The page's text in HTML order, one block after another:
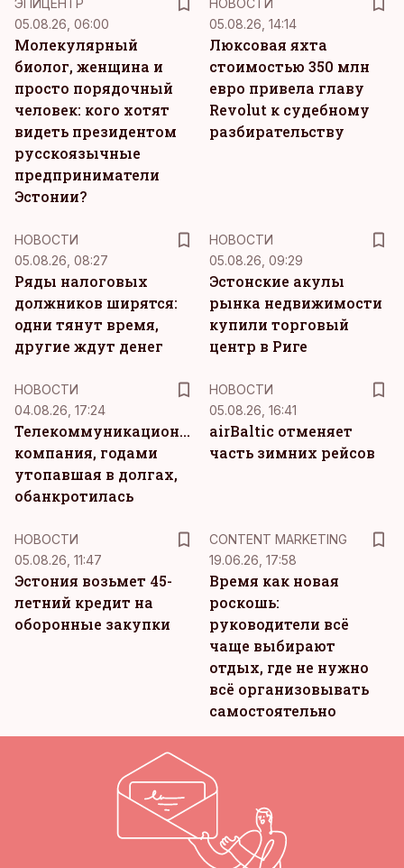
ЭПИЦЕНТР
05.08.26, 06:00
Молекулярный
биолог, женщина и
просто порядочный
человек: кого хотят
видеть президентом
русскоязычные
предприниматели
Эстонии?
НОВОСТИ
05.08.26, 14:14
Люксовая яхта
стоимостью 350 млн
евро привела главу
Revolut к судебному
разбирательству
НОВОСТИ
05.08.26, 08:27
Ряды налоговых
должников ширятся:
одни тянут время,
другие ждут денег
НОВОСТИ
05.08.26, 09:29
Эстонские акулы
рынка недвижимости
купили торговый
центр в Риге
НОВОСТИ
04.08.26, 17:24
Телекоммуникационная
компания, годами
утопавшая в долгах,
обанкротилась
НОВОСТИ
05.08.26, 16:41
airBaltic отменяет
часть зимних рейсов
НОВОСТИ
05.08.26, 11:47
Эстония возьмет 45-
летний кредит на
оборонные закупки
CONTENT MARKETING
19.06.26, 17:58
Время как новая
роскошь:
руководители всё
чаще выбирают
отдых, где не нужно
всё организовывать
самостоятельно